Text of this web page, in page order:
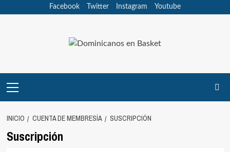
Facebook Twitter Instagram Youtube
principal
INICIO CUENTA DE MEMBRESÍA SUSCRIPCIÓN
Suscripción